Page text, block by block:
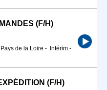
(F/H)
de la Loire - Intérim -
(F/H)